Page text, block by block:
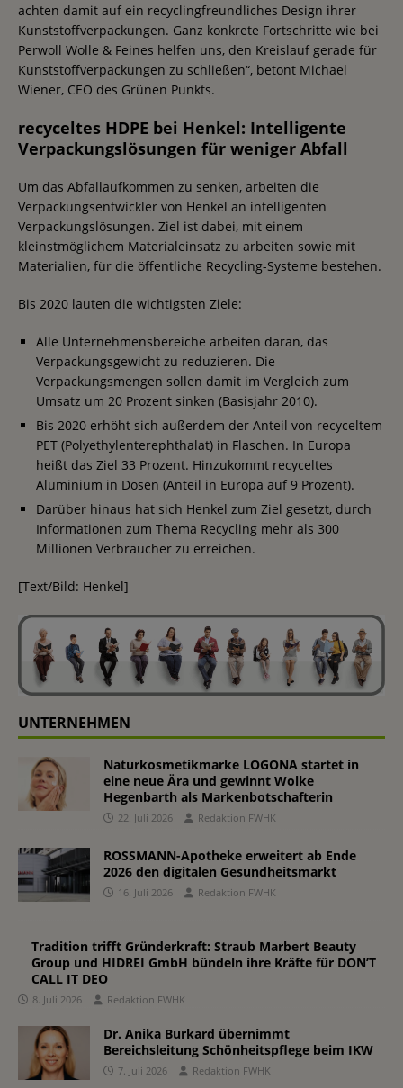
achten damit auf ein recyclingfreundliches Design ihrer
Kunststoffverpackungen. Ganz konkrete Fortschritte wie bei
Perwoll Wolle & Feines helfen uns, den Kreislauf gerade für
Kunststoffverpackungen zu schließen“, betont Michael
Wiener, CEO des Grünen Punkts.
recyceltes HDPE bei Henkel: Intelligente
Verpackungslösungen für weniger Abfall
Um das Abfallaufkommen zu senken, arbeiten die
Verpackungsentwickler von Henkel an intelligenten
Verpackungslösungen. Ziel ist dabei, mit einem
kleinstmöglichem Materialeinsatz zu arbeiten sowie mit
Materialien, für die öffentliche Recycling-Systeme bestehen.
Bis 2020 lauten die wichtigsten Ziele:
Alle Unternehmensbereiche arbeiten daran, das
Verpackungsgewicht zu reduzieren. Die
Verpackungsmengen sollen damit im Vergleich zum
Umsatz um 20 Prozent sinken (Basisjahr 2010).
Bis 2020 erhöht sich außerdem der Anteil von recyceltem
PET (Polyethylenterephthalat) in Flaschen. In Europa
heißt das Ziel 33 Prozent. Hinzukommt recyceltes
Aluminium in Dosen (Anteil in Europa auf 9 Prozent).
Darüber hinaus hat sich Henkel zum Ziel gesetzt, durch
Informationen zum Thema Recycling mehr als 300
Millionen Verbraucher zu erreichen.
[Text/Bild: Henkel]
UNTERNEHMEN
Naturkosmetikmarke LOGONA startet in
eine neue Ära und gewinnt Wolke
Hegenbarth als Markenbotschafterin
22. Juli 2026 Redaktion FWHK
ROSSMANN-Apotheke erweitert ab Ende
2026 den digitalen Gesundheitsmarkt
16. Juli 2026 Redaktion FWHK
Tradition trifft Gründerkraft: Straub Marbert Beauty
Group und HIDREI GmbH bündeln ihre Kräfte für DON’T
CALL IT DEO
8. Juli 2026 Redaktion FWHK
Dr. Anika Burkard übernimmt
Bereichsleitung Schönheitspflege beim IKW
7. Juli 2026 Redaktion FWHK